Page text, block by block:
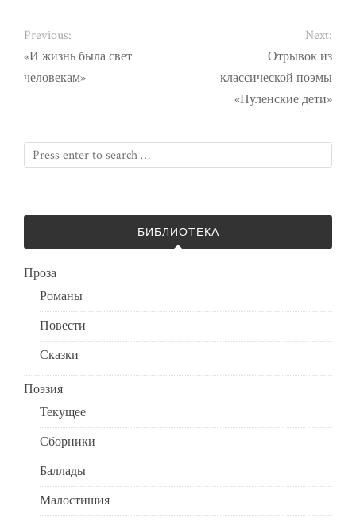
Previous:
«И жизнь была свет
человекам»
Next:
Отрывок из
классической поэмы
«Пуленские дети»
БИБЛИОТЕКА
Проза
Романы
Повести
Сказки
Поэзия
Текущее
Сборники
Баллады
Малостишия